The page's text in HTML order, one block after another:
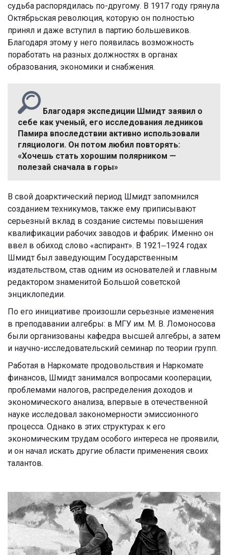
судьба распорядилась по-другому. В 1917 году грянула
Октябрьская революция, которую он полностью
принял и даже вступил в партию большевиков.
Благодаря этому у него появилась возможность
поработать на разных должностях в органах
образования, экономики и снабжения.
Благодаря экспедиции Шмидт заявил о
себе как ученый, его исследования ледников
Памира впоследствии активно использовали
гляциологи. Он потом любил повторять:
«Хочешь стать хорошим полярником —
полезай сначала в горы»
В свой доарктический период Шмидт запомнился
созданием техникумов, также ему приписывают
серьезный вклад в создание системы повышения
квалификации рабочих заводов и фабрик. Именно он
ввел в обиход слово «аспирант». В 1921‒1924 годах
Шмидт был заведующим Государственным
издательством, став одним из основателей и главным
редактором знаменитой Большой советской
энциклопедии.
По его инициативе произошли серьезные изменения
в преподавании алгебры: в МГУ им. М. В. Ломоносова
были организованы кафедра высшей алгебры, а затем
и научно-исследовательский семинар по теории групп.
Работая в Наркомате продовольствия и Наркомате
финансов, Шмидт занимался вопросами кооперации,
проблемами налогов, распределения доходов и
экономического анализа, впервые в отечественной
науке исследовал закономерности эмиссионного
процесса. Однако в этих структурах к его
экономическим трудам особого интереса не проявили,
и он начал искать другие области применения своих
талантов.